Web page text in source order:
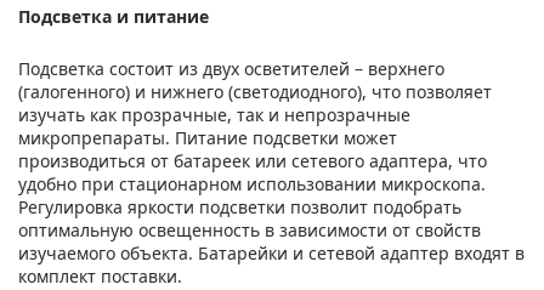
Подсветка и питание
Подсветка состоит из двух осветителей – верхнего
(галогенного) и нижнего (светодиодного), что позволяет
изучать как прозрачные, так и непрозрачные
микропрепараты. Питание подсветки может
производиться от батареек или сетевого адаптера, что
удобно при стационарном использовании микроскопа.
Регулировка яркости подсветки позволит подобрать
оптимальную освещенность в зависимости от свойств
изучаемого объекта. Батарейки и сетевой адаптер входят в
комплект поставки.